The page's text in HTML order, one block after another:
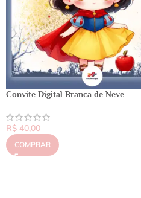
Convite Digital Branca de Neve
R$ 40,00
COMPRAR